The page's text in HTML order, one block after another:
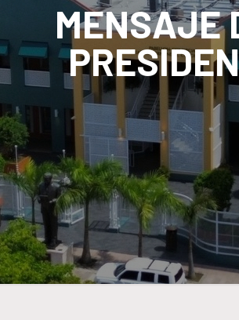
MENSAJE